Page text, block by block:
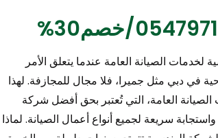
الصيانة العامة عندما يتعلق الأمر
في دبي مثل جميرا، فلا مجال للمجازفة. لهذا
العامة، التي تُعتبر بحق أفضل شركة
سريعة لجميع أنواع أعمال الصيانة. لماذا